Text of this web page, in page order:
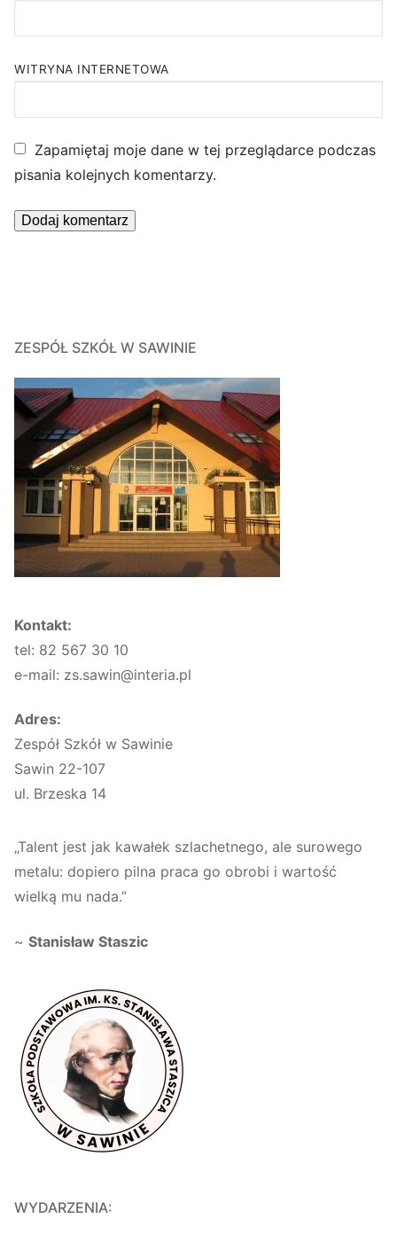
WITRYNA INTERNETOWA
Zapamiętaj moje dane w tej przeglądarce podczas
pisania kolejnych komentarzy.
ZESPÓŁ SZKÓŁ W SAWINIE
Kontakt:
tel: 82 567 30 10
e-mail: zs.sawin@interia.pl
Adres:
Zespół Szkół w Sawinie
Sawin 22-107
ul. Brzeska 14
„Talent jest jak kawałek szlachetnego, ale surowego
metalu: dopiero pilna praca go obrobi i wartość
wielką mu nada.”
~ Stanisław Staszic
WYDARZENIA: